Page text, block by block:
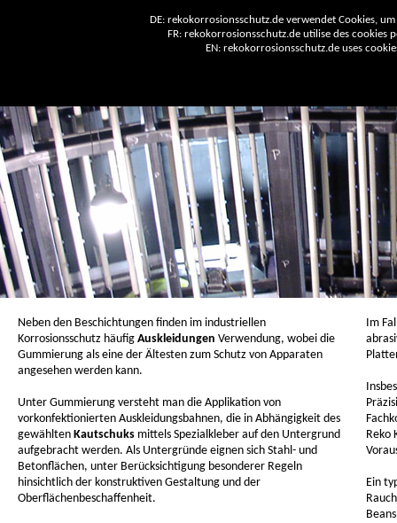
Neben den Beschichtungen finden im industriellen
Korrosionsschutz häufig Auskleidungen Verwendung, wobei die
Gummierung als eine der Ältesten zum Schutz von Apparaten
angesehen werden kann.
Unter Gummierung versteht man die Applikation von
vorkonfektionierten Auskleidungsbahnen, die in Abhängigkeit des
gewählten Kautschuks mittels Spezialkleber auf den Untergrund
aufgebracht werden. Als Untergründe eignen sich Stahl- und
Betonflächen, unter Berücksichtigung besonderer Regeln
hinsichtlich der konstruktiven Gestaltung und der
Oberflächenbeschaffenheit.
Im
Reko
Ein
DE: rekokorrosionsschutz.de verwendet Cookies,
FR: rekokorrosionsschutz.de utilise des cookies
EN: rekokorrosionsschutz.de uses